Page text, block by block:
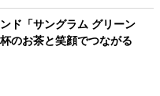
ド「サングラム グリーン
のお茶と笑顔でつながる